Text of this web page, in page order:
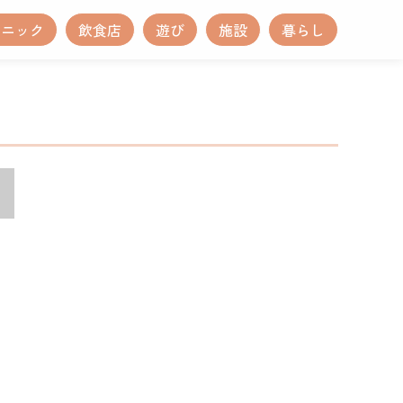
ック 飲食店 遊び 施設 暮らし